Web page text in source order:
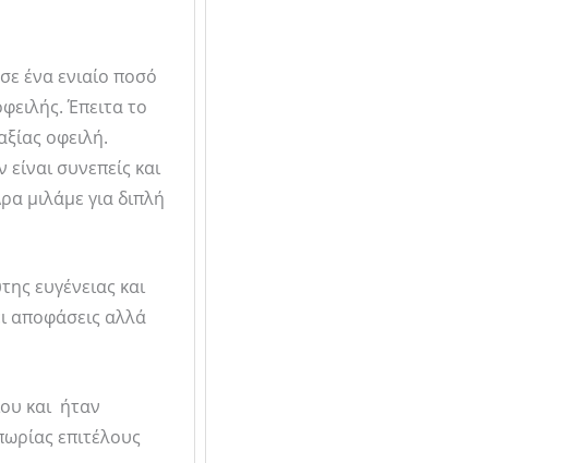
ένα ενιαίο ποσό
Έπειτα το
οφειλή.
συνεπείς και
μιλάμε για διπλή
ευγένειας και
αποφάσεις αλλά
και ήταν
επιτέλους